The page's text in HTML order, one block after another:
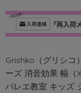
Grishko（グリシコ
ーズ 消音効果 幅（
バレエ教室 キッズ